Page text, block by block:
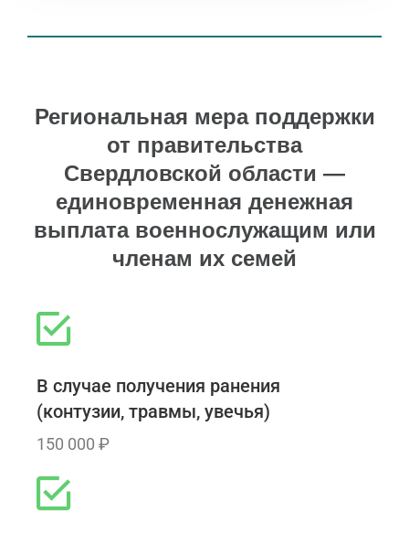
Региональная мера поддержки
от правительства
Свердловской области —
единовременная денежная
выплата военнослужащим или
членам их семей
В случае получения ранения
(контузии, травмы, увечья)
150 000 ₽